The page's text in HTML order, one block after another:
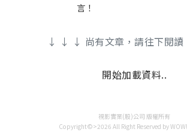
言！
↓ ↓ ↓ 尚有文章，請往下閱
開始加載資料..
視影實業(股)公司 版權所有
Copyright©>2026 All Right Reserved by